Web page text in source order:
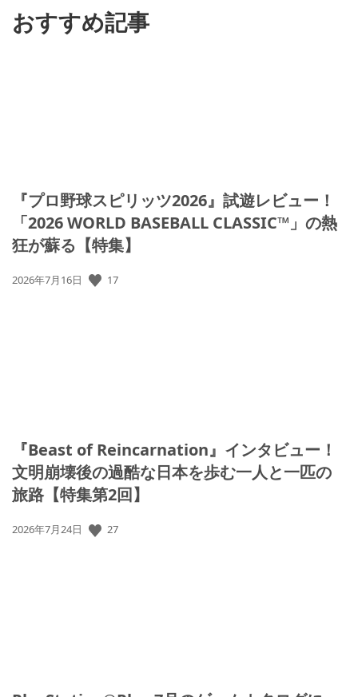
おすすめ記事
『プロ野球スピリッツ2026』試遊レビュー！
「2026 WORLD BASEBALL CLASSIC™」の熱
狂が蘇る【特集】
公
2026年7月16日 17
『Beast of Reincarnation』インタビュー！
文明崩壊後の過酷な日本を歩む一人と一匹の
旅路【特集第2回】
公
2026年7月24日 27